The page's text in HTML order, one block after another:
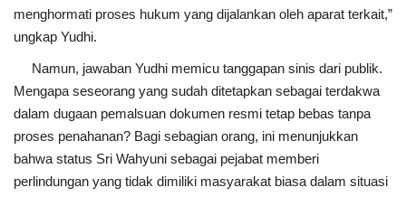
menghormati proses hukum yang dijalankan oleh aparat terkait,”
ungkap Yudhi.
Namun, jawaban Yudhi memicu tanggapan sinis dari publik.
Mengapa seseorang yang sudah ditetapkan sebagai terdakwa
dalam dugaan pemalsuan dokumen resmi tetap bebas tanpa
proses penahanan? Bagi sebagian orang, ini menunjukkan
bahwa status Sri Wahyuni sebagai pejabat memberi
perlindungan yang tidak dimiliki masyarakat biasa dalam situasi